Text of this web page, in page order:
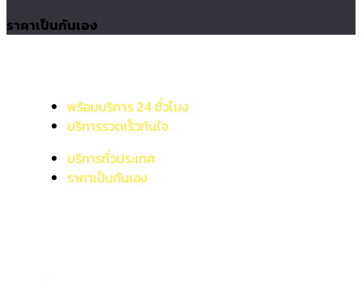
ราคาเป็นกันเอง
พร้อมบริการ 24 ชั่วโมง
บริการรวดเร็วทันใจ
บริการทั่วประเทศ
ราคาเป็นกันเอง